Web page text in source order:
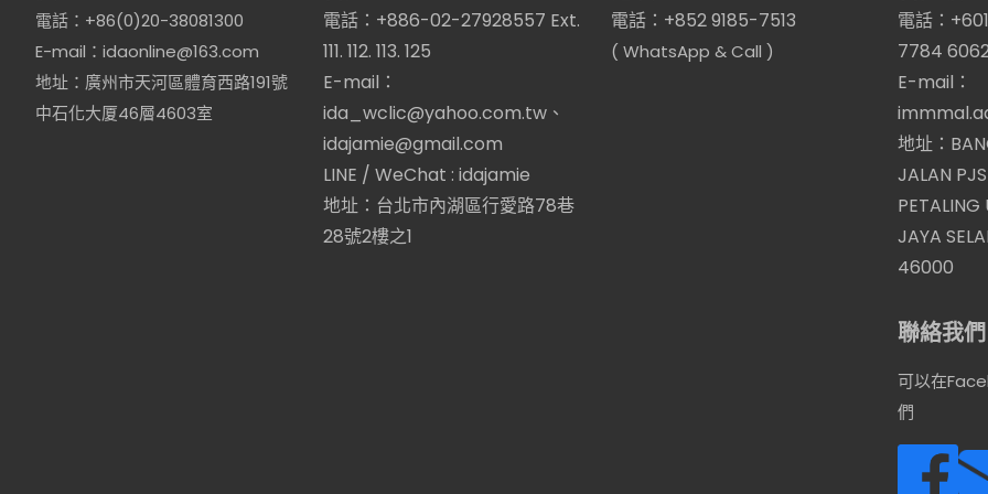
電話：+86(0)20-38081300
E-mail：idaonline@163.com
地址：廣州市天河區體育西路191號
中石化大厦46層4603室
電話：+886-02-27928557 Ext.
111. 112. 113. 125
E-mail：
ida_wclic@yahoo.com.tw、
idajamie@gmail.com
LINE / WeChat : idajamie
地址：台北市內湖區行愛路78巷
28號2樓之1
電話：+852 9185-7513
( WhatsApp & Call )
電話：
7784
E-mail：
地址：
JALAN
JAYA
46000
聯絡我
可以在
們